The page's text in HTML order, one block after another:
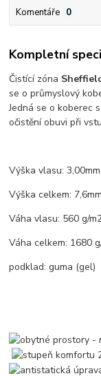
Komentáře 0
Kompletní
Čistící zóna
se o průmyslový
Jedná se o koberec
očistění obuvi při
Výška vlasu: 3,00mm
Výška celkem: 7,6mm
Váha vlasu: 560 g/
Váha celkem: 1680
podklad: guma (gel)